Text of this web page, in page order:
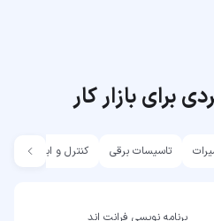
برای بازار کار
تاسیسات برقی کنترل و ابزار دقیق
برنامه نویسی فرانت اند